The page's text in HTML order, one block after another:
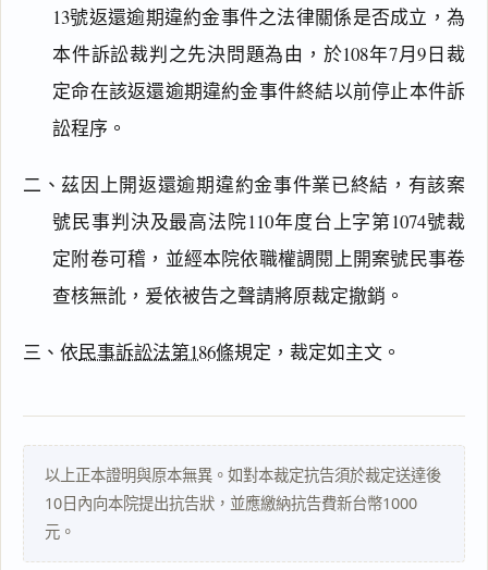
13號返還逾期違約金事件之法律關係是否成立，為
本件訴訟裁判之先決問題為由，於108年7月9日裁
定命在該返還逾期違約金事件終結以前停止本件訴
訟程序。
二、茲因上開返還逾期違約金事件業已終結，有該案
號民事判決及最高法院110年度台上字第1074號裁
定附卷可稽，並經本院依職權調閱上開案號民事卷
查核無訛，爰依被告之聲請將原裁定撤銷。
三、依民事訴訟法第186條規定，裁定如主文。
以上正本證明與原本無異。如對本裁定抗告須於裁定送達後
10日內向本院提出抗告狀，並應繳納抗告費新台幣1000
元。
搜尋
主
鍵
複